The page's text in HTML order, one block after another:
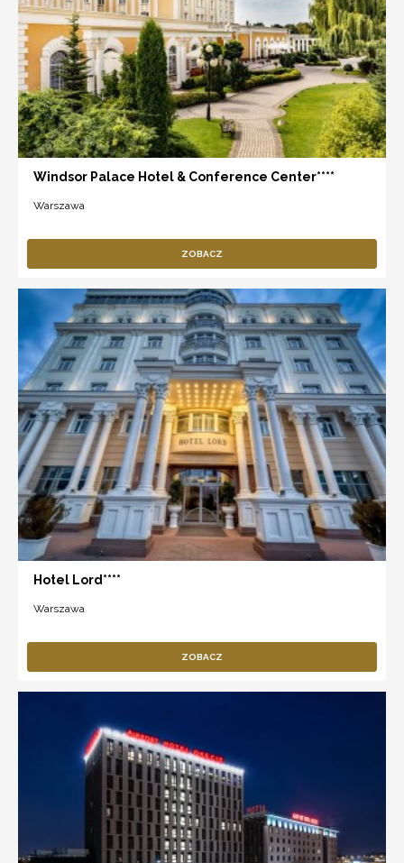
Windsor Palace Hotel & Conference Center****
Warszawa
ZOBACZ
Hotel Lord****
Warszawa
ZOBACZ